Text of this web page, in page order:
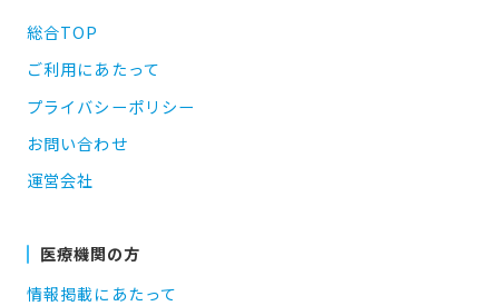
総合TOP
ご利用にあたって
プライバシーポリシー
お問い合わせ
運営会社
医療機関の方
情報掲載にあたって